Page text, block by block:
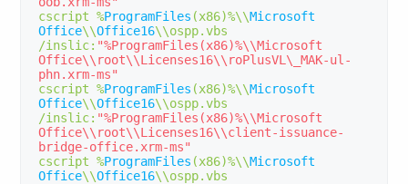
cscript %ProgramFiles (x86)%\\Microsoft
Office\\Office16\\ospp.
/inslic: "%ProgramFiles(x86)%\\Microsoft
Office\\root\\Licenses16\\roPlusVL\_MAK-ul-
phn.xrm-ms"
cscript %ProgramFiles (x86)%\\Microsoft
Office\\Office16\\ospp.
/inslic: "%ProgramFiles(x86)%\\Microsoft
Office\\root\\Licenses16\\client-issuance-
bridge-office.xrm-ms"
cscript %ProgramFiles (x86)%\\Microsoft
Office\\Office16\\ospp.